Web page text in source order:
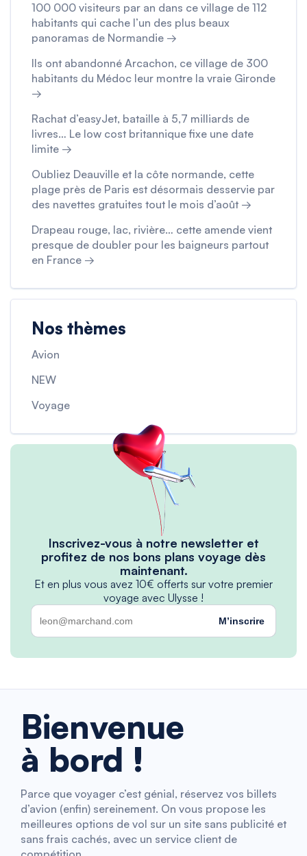
100 000 visiteurs par an dans ce village de 112
habitants qui cache l’un des plus beaux
panoramas de Normandie →
Ils ont abandonné Arcachon, ce village de 300
habitants du Médoc leur montre la vraie Gironde
→
Rachat d’easyJet, bataille à 5,7 milliards de
livres… Le low cost britannique fixe une date
limite →
Oubliez Deauville et la côte normande, cette
plage près de Paris est désormais desservie par
des navettes gratuites tout le mois d’août →
Drapeau rouge, lac, rivière… cette amende vient
presque de doubler pour les baigneurs partout
en France →
Nos thèmes
Avion
NEW
Voyage
Inscrivez-vous à notre newsletter et
profitez de nos bons plans voyage dès
maintenant.
Et en plus vous avez 10€ offerts sur votre premier
voyage avec Ulysse !
M’inscrire
Bienvenue
à bord !
Parce que voyager c’est génial, réservez vos billets
d’avion (enfin) sereinement. On vous propose les
meilleures options de vol sur un site sans publicité et
sans frais cachés, avec un service client de